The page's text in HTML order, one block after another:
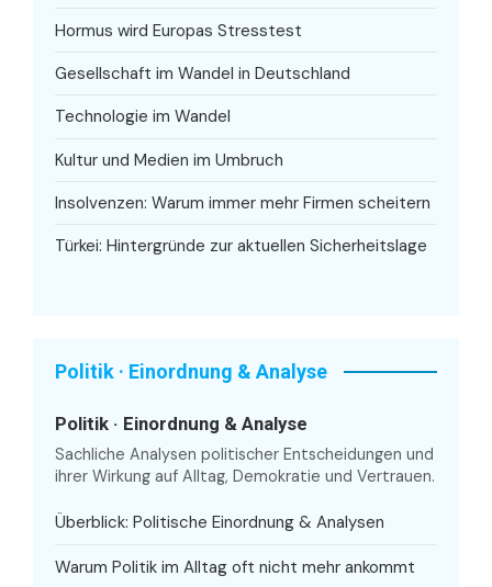
Hormus wird Europas Stresstest
Gesellschaft im Wandel in Deutschland
Technologie im Wandel
Kultur und Medien im Umbruch
Insolvenzen: Warum immer mehr Firmen scheitern
Türkei: Hintergründe zur aktuellen Sicherheitslage
Politik · Einordnung & Analyse
Politik · Einordnung & Analyse
Sachliche Analysen politischer Entscheidungen und
ihrer Wirkung auf Alltag, Demokratie und Vertrauen.
Überblick: Politische Einordnung & Analysen
Warum Politik im Alltag oft nicht mehr ankommt